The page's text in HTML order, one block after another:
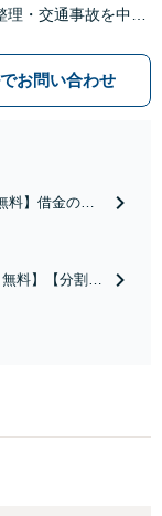
・交通事故を中心
やすい進捗共有で不
。依頼者様と二人三
る解決を目指します
お問い合わせ
料】借金の督
◎任意整理後
料】【分割払